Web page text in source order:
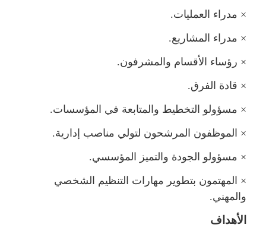
× دراء العمليات.
× دراء المشاريع.
× رؤساء الأقسام والمشرفون.
× قادة الفرق.
× سؤولو التخطيط والمتابعة في المؤسسات.
× الموظفون المرشحون لتولي مناصب إدارية.
× سؤولو الجودة والتميز المؤسسي.
× المهتمون بتطوير مهارات التنظيم الشخصي
والمهني.
الأهداف